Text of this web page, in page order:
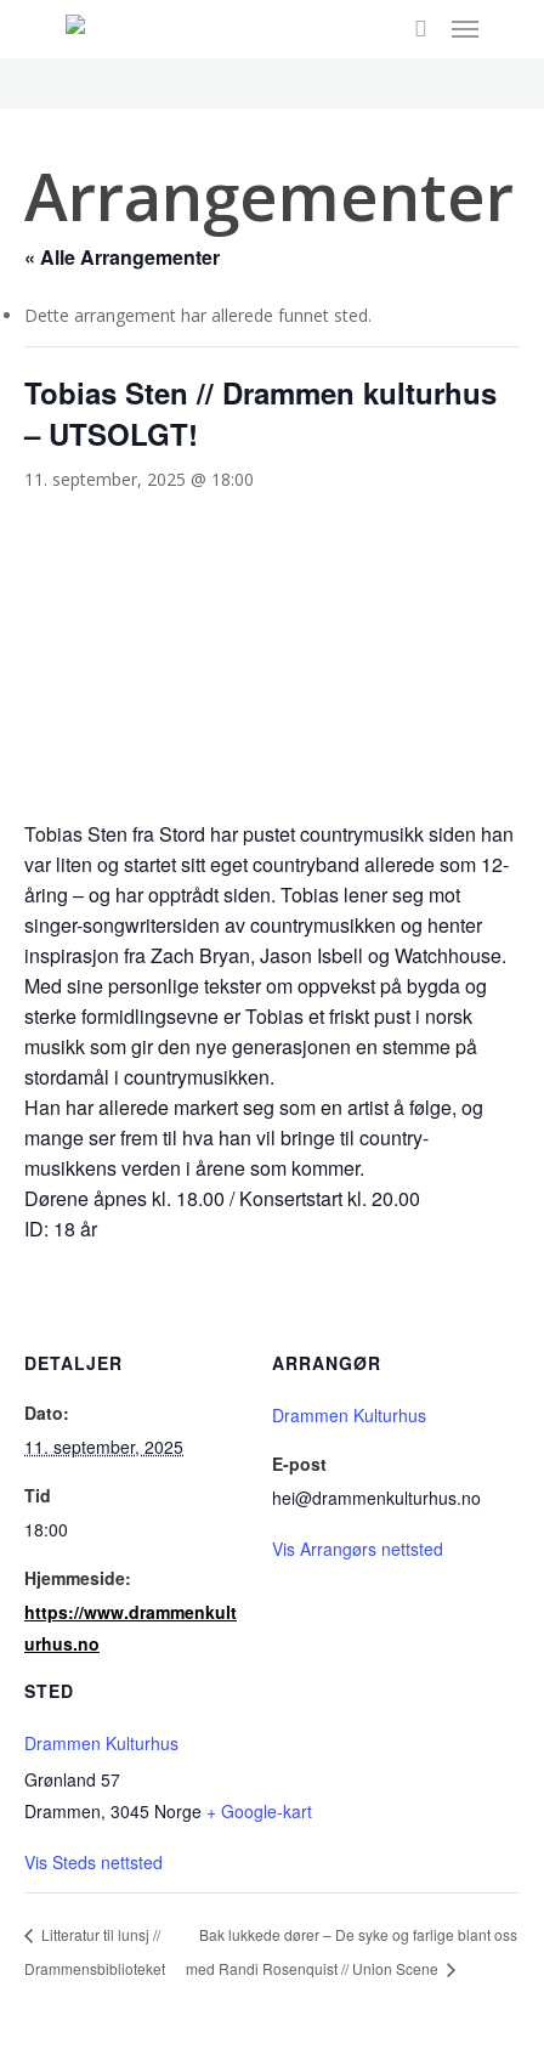
Menu
Arrangementer
« Alle Arrangementer
Dette arrangement har allerede funnet sted.
Tobias Sten // Drammen kulturhus
– UTSOLGT!
11. september, 2025 @ 18:00
Tobias Sten fra Stord har pustet countrymusikk siden han
var liten og startet sitt eget countryband allerede som 12-
åring – og har opptrådt siden. Tobias lener seg mot
singer-songwritersiden av countrymusikken og henter
inspirasjon fra Zach Bryan, Jason Isbell og Watchhouse.
Med sine personlige tekster om oppvekst på bygda og
sterke formidlingsevne er Tobias et friskt pust i norsk
musikk som gir den nye generasjonen en stemme på
stordamål i countrymusikken.
Han har allerede markert seg som en artist å følge, og
mange ser frem til hva han vil bringe til country-
musikkens verden i årene som kommer.
Dørene åpnes kl. 18.00 / Konsertstart kl. 20.00
ID: 18 år
DETALJER
Dato:
11. september, 2025
Tid
18:00
Hjemmeside:
https://www.drammenkult
urhus.no
STED
Drammen Kulturhus
Grønland 57
Drammen, 3045 Norge + Google-kart
Vis Steds nettsted
ARRANGØR
Drammen Kulturhus
E-post
hei@drammenkulturhus.no
Vis Arrangørs nettsted
Litteratur til lunsj //
Drammensbiblioteket
Bak lukkede dører – De syke og farlige blant oss
med Randi Rosenquist // Union Scene